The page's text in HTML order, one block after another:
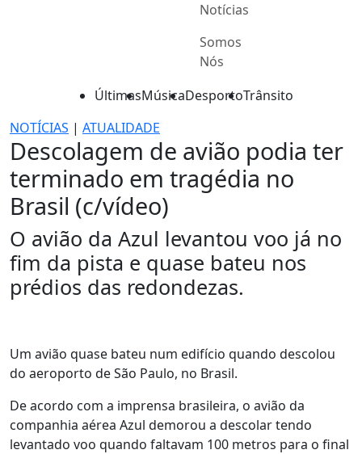
Notícias
Somos
Nós
ÚltimasMúsicaDesportoTrânsito
NOTÍCIAS | ATUALIDADE
Descolagem de avião podia ter
terminado em tragédia no
Brasil (c/vídeo)
O avião da Azul levantou voo já no
fim da pista e quase bateu nos
prédios das redondezas.
Um avião quase bateu num edifício quando descolou
do aeroporto de São Paulo, no Brasil.
De acordo com a imprensa brasileira, o avião da
companhia aérea Azul demorou a descolar tendo
levantado voo quando faltavam 100 metros para o final